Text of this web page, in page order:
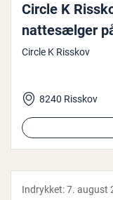
Circle K
nat­te­sæl­ger
Circle K Risskov
8240 Risskov
Indrykket:7. august